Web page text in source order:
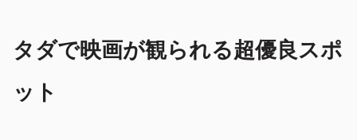
タダで映画が観られる超優良スポ
ット